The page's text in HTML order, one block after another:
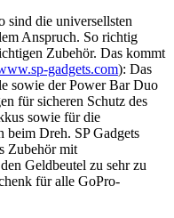
die universellsten
Anspruch. So richtig
Zubehör. Das kommt
gadgets.com): Das
sowie der Power Bar Duo
für sicheren Schutz des
sowie für die
beim Dreh. SP Gadgets
Zubehör mit
Geldbeutel zu sehr zu
für alle GoPro-